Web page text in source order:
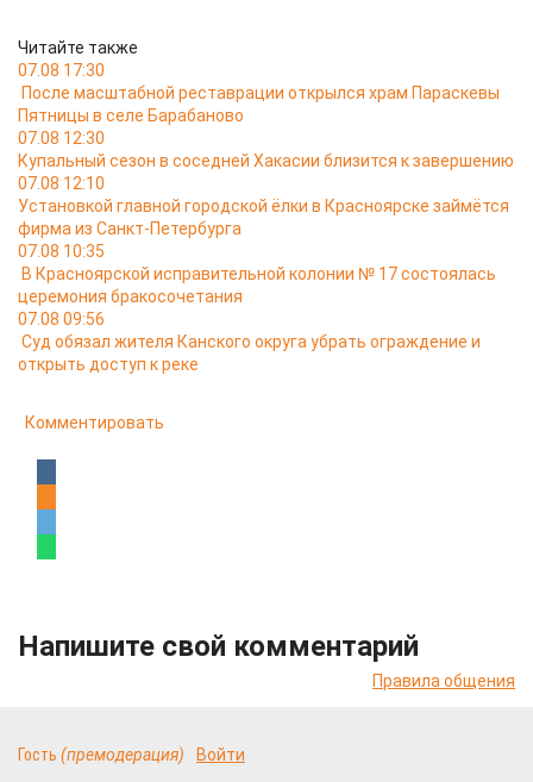
Читайте также
07.08 17:30
После масштабной реставрации открылся храм Параскевы
Пятницы в селе Барабаново
07.08 12:30
Купальный сезон в соседней Хакасии близится к завершению
07.08 12:10
Установкой главной городской ёлки в Красноярске займётся
фирма из Санкт-Петербурга
07.08 10:35
В Красноярской исправительной колонии № 17 состоялась
церемония бракосочетания
07.08 09:56
Суд обязал жителя Канского округа убрать ограждение и
открыть доступ к реке
Комментировать
Напишите свой комментарий
Правила общения
Гость (премодерация) Войти